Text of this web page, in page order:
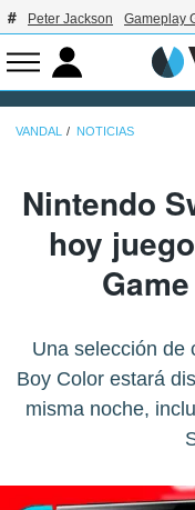
Peter Jackson Gameplay
VANDAL NOTICIAS
Nintendo
hoy
Una selección de
Boy Color estará
misma noche,